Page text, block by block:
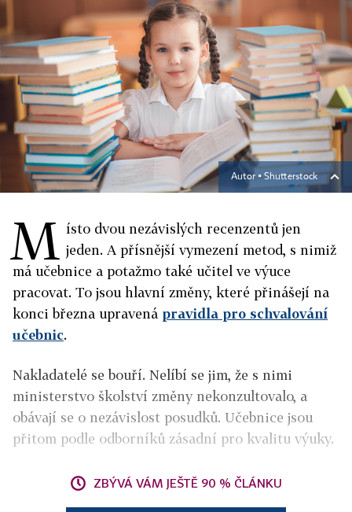
Autor ▪ Shutterstock
M ísto dvou nezávislých recenzentů jen
jeden. A přísnější vymezení metod, s nimiž
má učebnice a potažmo také učitel ve výuce
pracovat. To jsou hlavní změny, které přinášejí na
konci března upravená pravidla pro schvalování
učebnic.
Nakladatelé se bouří. Nelíbí se jim, že s nimi
ministerstvo školství změny nekonzultovalo, a
obávají se o nezávislost posudků. Učebnice jsou
přitom podle odborníků zásadní pro kvalitu výuky.
ZBÝVÁ VÁM JEŠTĚ 90 % ČLÁNKU